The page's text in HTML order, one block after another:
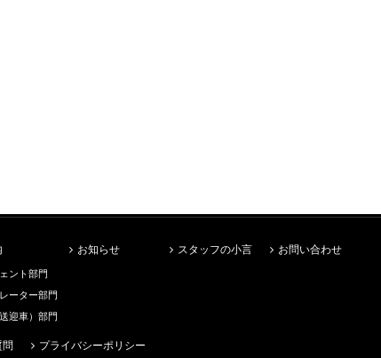
ント部門
ーター部門
迎車）部門
お知らせ スタッフの小言 お問い合わせ
問 プライバシーポリシー